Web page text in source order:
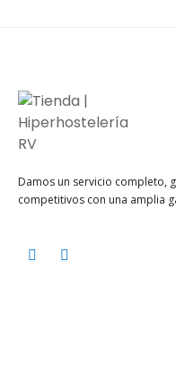
Damos un servicio completo,
competitivos con una amplia